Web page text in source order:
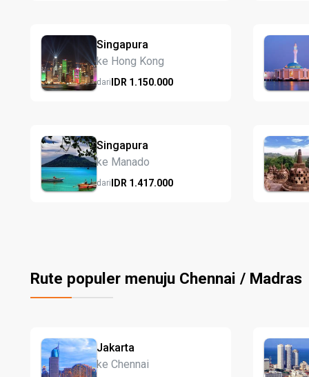
Singapura
ke Hong Kong
dariIDR 1.150.000
Singapura
ke Manado
dariIDR 1.417.000
Rute populer menuju Chennai / Madras
Jakarta
ke Chennai